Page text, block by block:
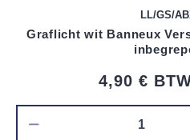
LL/GS/
Graflicht wit Banneux
4,90 €